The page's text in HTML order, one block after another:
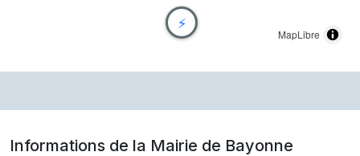
⚡
MapLibre
Informations de la Mairie de Bayonne